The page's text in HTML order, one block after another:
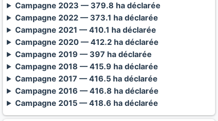
Campagne 2023 — 379.8 ha déclarée
Campagne 2022 — 373.1 ha déclarée
Campagne 2021 — 410.1 ha déclarée
Campagne 2020 — 412.2 ha déclarée
Campagne 2019 — 397 ha déclarée
Campagne 2018 — 415.9 ha déclarée
Campagne 2017 — 416.5 ha déclarée
Campagne 2016 — 416.8 ha déclarée
Campagne 2015 — 418.6 ha déclarée